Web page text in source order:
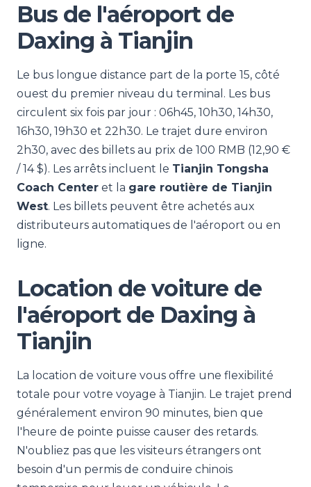
Bus de l'aéroport de
Daxing à Tianjin
Le bus longue distance part de la porte 15, côté
ouest du premier niveau du terminal. Les bus
circulent six fois par jour : 06h45, 10h30, 14h30,
16h30, 19h30 et 22h30. Le trajet dure environ
2h30, avec des billets au prix de 100 RMB (12,90 €
/ 14 $). Les arrêts incluent le Tianjin Tongsha
Coach Center et la gare routière de Tianjin
West. Les billets peuvent être achetés aux
distributeurs automatiques de l'aéroport ou en
ligne.
Location de voiture de
l'aéroport de Daxing à
Tianjin
La location de voiture vous offre une flexibilité
totale pour votre voyage à Tianjin. Le trajet prend
généralement environ 90 minutes, bien que
l'heure de pointe puisse causer des retards.
N'oubliez pas que les visiteurs étrangers ont
besoin d'un permis de conduire chinois